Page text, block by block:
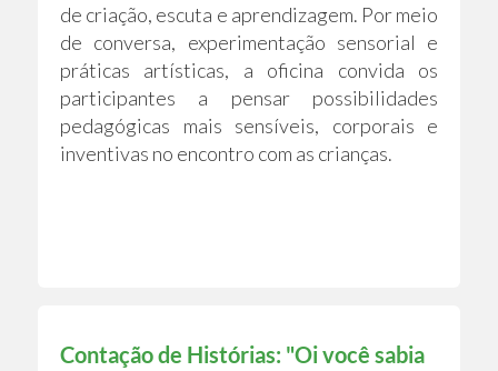
de criação, escuta e aprendizagem. Por meio
de conversa, experimentação sensorial e
práticas artísticas, a oficina convida os
participantes a pensar possibilidades
pedagógicas mais sensíveis, corporais e
inventivas no encontro com as crianças.
Contação de Histórias: "Oi você sabia